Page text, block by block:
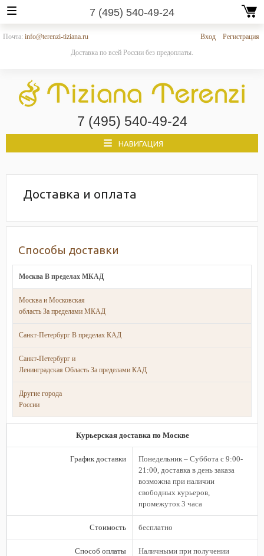
7 (495) 540-49-24
Почта: info@terenzi-tiziana.ru Вход
Регистрация
Доставка по всей России без предоплаты.
7 (495) 540-49-24
НАВИГАЦИЯ
Доставка и оплата
Способы доставки
Москва В пределах МКАД
Москва и Московская
область За пределами МКАД
Санкт-Петербург В пределах КАД
Санкт-Петербург и
Ленинградская Область За пределами КАД
Другие города
России
Курьерская доставка по Москве
График доставки
Понедельник – Суббота с 9:00-
21:00, доставка в день заказа
возможна при наличии
свободных курьеров,
промежуток 3 часа
Стоимость бесплатно
Способ оплаты Наличными при получении